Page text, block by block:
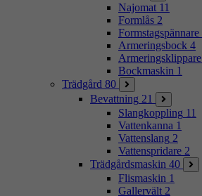
Najomat 11
Formlås 2
Formstagspännare
Armeringsbock 4
Armeringsklippare
Bockmaskin 1
Trädgård 80
Bevattning 21
Slangkoppling 11
Vattenkanna 1
Vattenslang 2
Vattenspridare 2
Trädgårdsmaskin 40
Flismaskin 1
Gallervält 2